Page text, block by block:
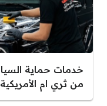
خدمات حماية
من ثري ام الأمريكية